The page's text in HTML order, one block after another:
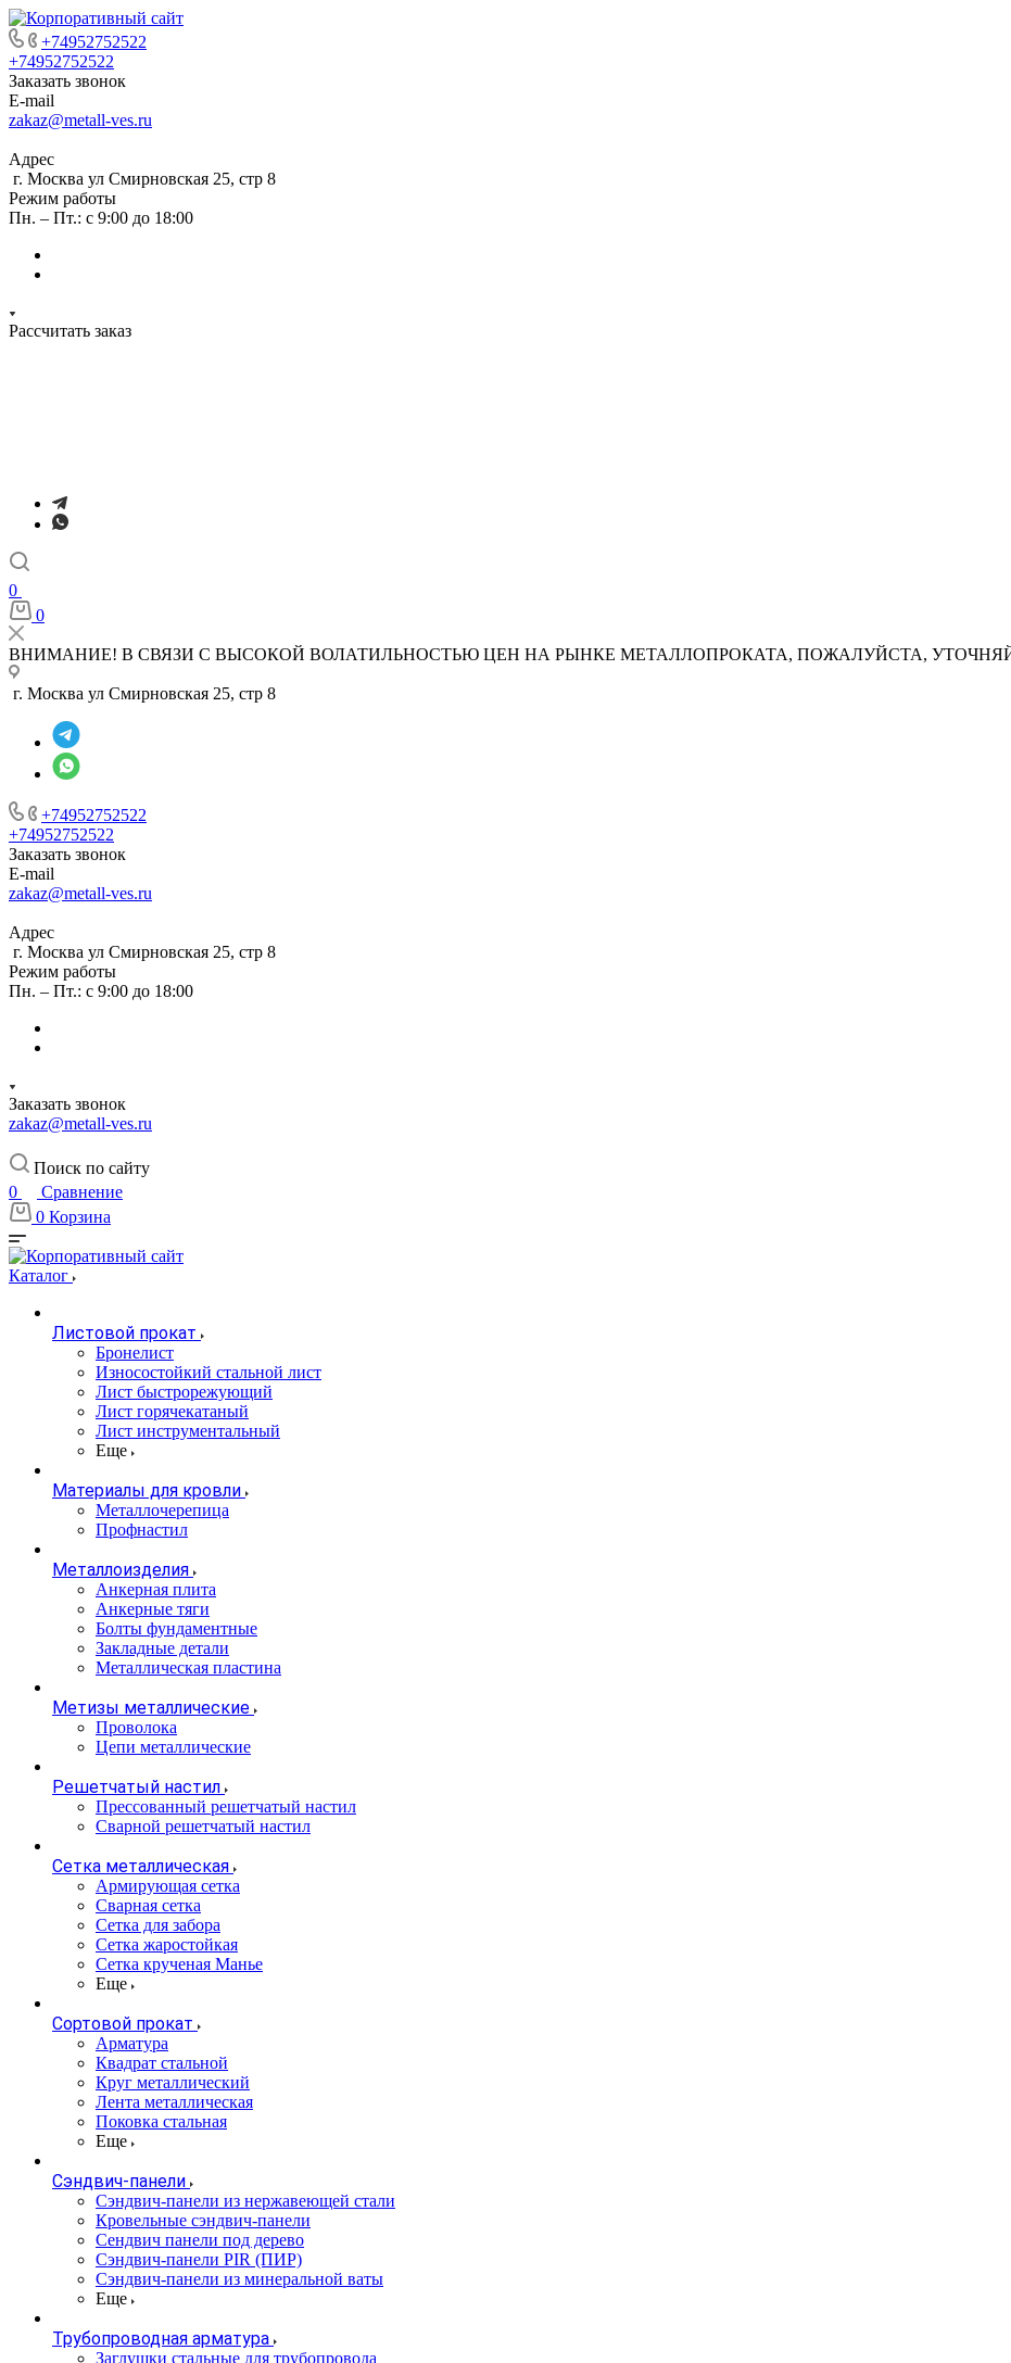
+74952752522
+74952752522
Заказать звонок
E-mail
zakaz@metall-ves.ru
Адрес
г. Москва ул Смирновская 25, стр 8
Режим работы
Пн. – Пт.: с 9:00 до 18:00
Рассчитать заказ
0
0
ВНИМАНИЕ! В СВЯЗИ С ВЫСОКОЙ ВОЛАТИЛЬНОСТЬЮ ЦЕН НА РЫНКЕ МЕТАЛЛОПРОКАТА, ПОЖАЛУЙСТА,
г. Москва ул Смирновская 25, стр 8
+74952752522
+74952752522
Заказать звонок
E-mail
zakaz@metall-ves.ru
Адрес
г. Москва ул Смирновская 25, стр 8
Режим работы
Пн. – Пт.: с 9:00 до 18:00
Заказать звонок
zakaz@metall-ves.ru
Поиск по сайту
0
Сравнение
0 Корзина
Каталог
Листовой прокат
Бронелист
Износостойкий стальной лист
Лист быстрорежующий
Лист горячекатаный
Лист инструментальный
Еще
Материалы для кровли
Металлочерепица
Профнастил
Металлоизделия
Анкерная плита
Анкерные тяги
Болты фундаментные
Закладные детали
Металлическая пластина
Метизы металлические
Проволока
Цепи металлические
Решетчатый настил
Прессованный решетчатый настил
Сварной решетчатый настил
Сетка металлическая
Армирующая сетка
Сварная сетка
Сетка для забора
Сетка жаростойкая
Сетка крученая Манье
Еще
Сортовой прокат
Арматура
Квадрат стальной
Круг металлический
Лента металлическая
Поковка стальная
Еще
Сэндвич-панели
Cэндвич-панели из нержавеющей стали
Кровельные сэндвич-панели
Сендвич панели под дерево
Сэндвич-панели PIR (ПИР)
Сэндвич-панели из минеральной ваты
Еще
Трубопроводная арматура
Заглушки стальные для трубопровода